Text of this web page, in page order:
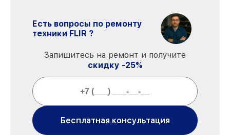
Есть вопросы по ремонту
техники FLIR ?
Запишитесь на ремонт и получите
скидку -25%
Бесплатная консультация